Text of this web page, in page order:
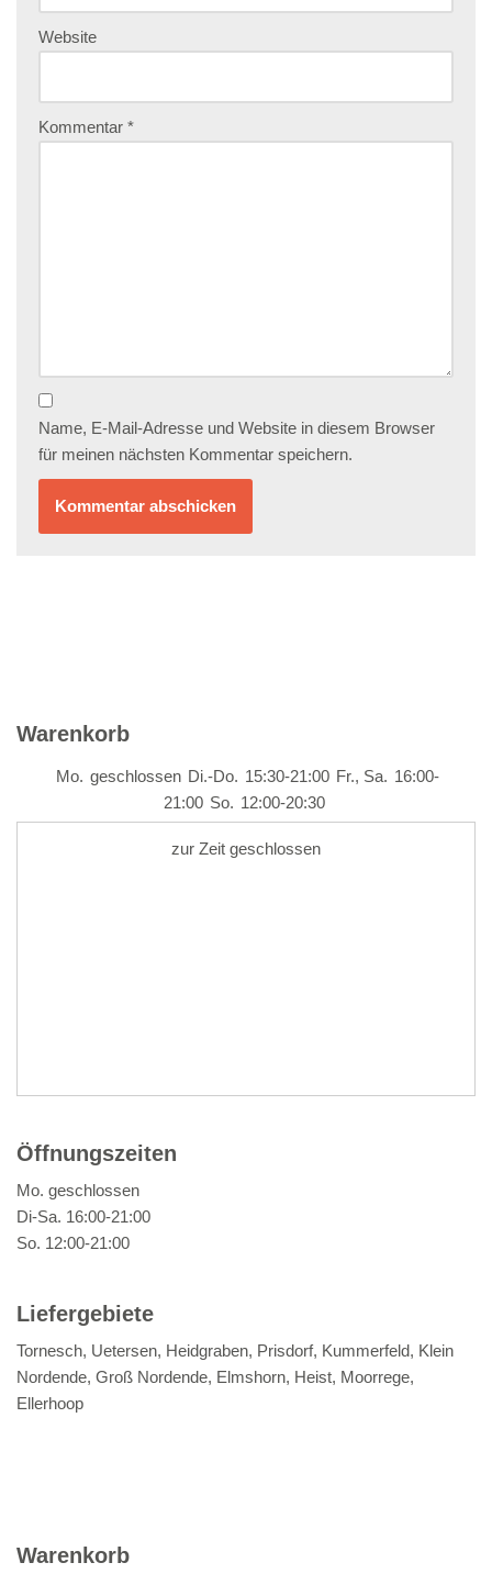
Website
Kommentar *
Name, E-Mail-Adresse und Website in diesem Browser
für meinen nächsten Kommentar speichern.
Warenkorb
Mo. geschlossen Di.-Do. 15:30-21:00 Fr., Sa. 16:00-
21:00 So. 12:00-20:30
zur Zeit geschlossen
Öffnungszeiten
Mo. geschlossen
Di-Sa. 16:00-21:00
So. 12:00-21:00
Liefergebiete
Tornesch, Uetersen, Heidgraben, Prisdorf, Kummerfeld, Klein
Nordende, Groß Nordende, Elmshorn, Heist, Moorrege,
Ellerhoop
Warenkorb